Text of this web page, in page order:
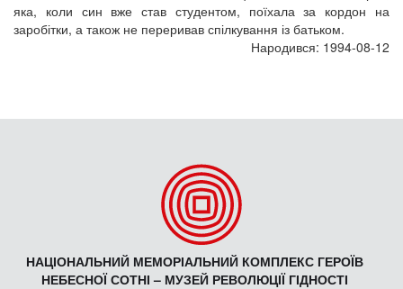
яка, коли син вже став студентом, поїхала за кордон на
заробітки, а також не переривав спілкування із батьком.
Народився: 1994-08-12
НАЦІОНАЛЬНИЙ МЕМОРІАЛЬНИЙ КОМПЛЕКС ГЕРОЇВ
НЕБЕСНОЇ СОТНІ – МУЗЕЙ РЕВОЛЮЦІЇ ГІДНОСТІ